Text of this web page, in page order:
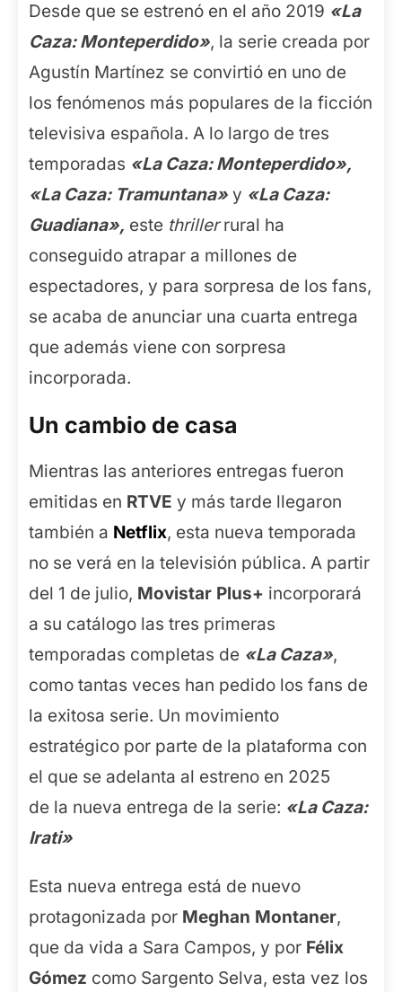
Desde que se estrenó en el año 2019 «La
Caza: Monteperdido», la serie creada por
Agustín Martínez se convirtió en uno de
los fenómenos más populares de la ficción
televisiva española. A lo largo de tres
temporadas «La Caza: Monteperdido»,
«La Caza: Tramuntana» y «La Caza:
Guadiana», este thrillerrural ha
conseguido atrapar a millones de
espectadores, y para sorpresa de los fans,
se acaba de anunciar una cuarta entrega
que además viene con sorpresa
incorporada.
Un cambio de casa
Mientras las anteriores entregas fueron
emitidas en RTVE y más tarde llegaron
también a Netflix, esta nueva temporada
no se verá en la televisión pública. A partir
del 1 de julio, Movistar Plus+ incorporará
a su catálogo las tres primeras
temporadas completas de «La Caza»,
como tantas veces han pedido los fans de
la exitosa serie. Un movimiento
estratégico por parte de la plataforma con
el que se adelanta al estreno en 2025
de la nueva entrega de la serie: «La Caza:
Irati»
Esta nueva entrega está de nuevo
protagonizada por Meghan Montaner,
que da vida a Sara Campos, y por Félix
Gómez como Sargento Selva, esta vez los